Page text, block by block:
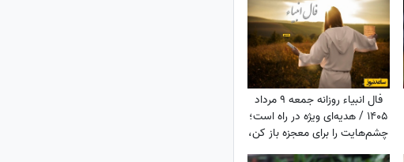
فال انبیاء روزانه جمعه 9 مرداد
1405 / هدیه‌ای ویژه در راه است؛
چشم‌هایت را برای معجزه باز کن،
دنیا پیامی دارد که قلبت را